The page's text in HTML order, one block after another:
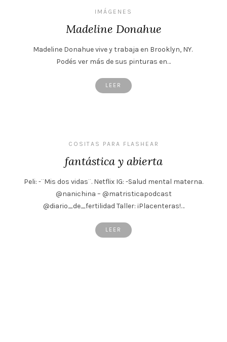
IMÁGENES
Madeline Donahue
Madeline Donahue vive y trabaja en Brooklyn, NY.
Podés ver más de sus pinturas en…
LEER
COSITAS PARA FLASHEAR
fantástica y abierta
Peli: -¨Mis dos vidas¨. Netflix IG: -Salud mental materna.
@nanichina – @matristicapodcast
@diario_de_fertilidad Taller: ¡Placenteras!…
LEER